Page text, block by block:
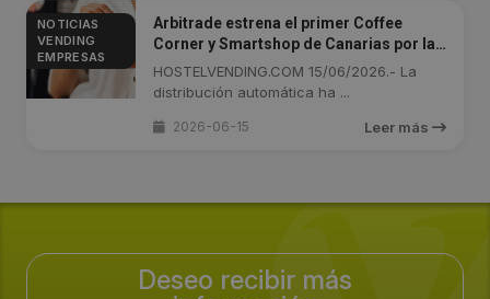
NOTICIAS
VENDING
EMPRESAS
Arbitrade estrena el primer Coffee
Corner y Smartshop de Canarias por la
cadena Pierre & Vacances
HOSTELVENDING.COM 15/06/2026.- La
distribución automática ha ...
2026-06-15 Leer más
Deseo recibir más